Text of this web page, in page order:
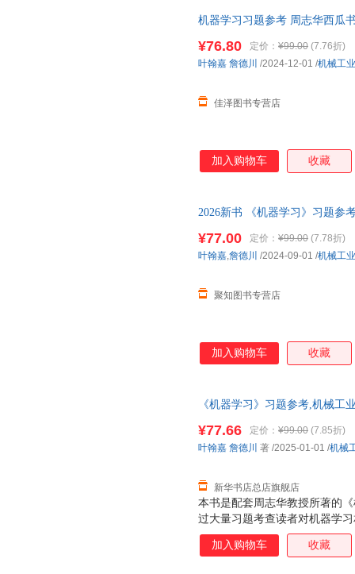
机器学习习题参考 周志华西瓜
¥76.80 定价： ¥99.00 (7.76折)
佳泽图书专营店
叶翰嘉 詹德川 /2024-12-01 /机械工
加入购物车 收藏
2026新书 《机器学习》习题参
¥77.00 定价： ¥99.00 (7.78折)
聚知图书专营店
叶翰嘉,詹德川 /2024-09-01 /机械工
加入购物车 收藏
《机器学习》习题参考,机械工
13284178503
本书是配套周志华教授所著的
过大量习题考查读者对机器学
分：第一部分习题对应《机器
与选择、线性模型、决策树、
¥77.66 定价： ¥99.00 (7.85折)
新华书店总店旗舰店
叶翰嘉 詹德川 著 /2025-01-01 /机械
加入购物车 收藏